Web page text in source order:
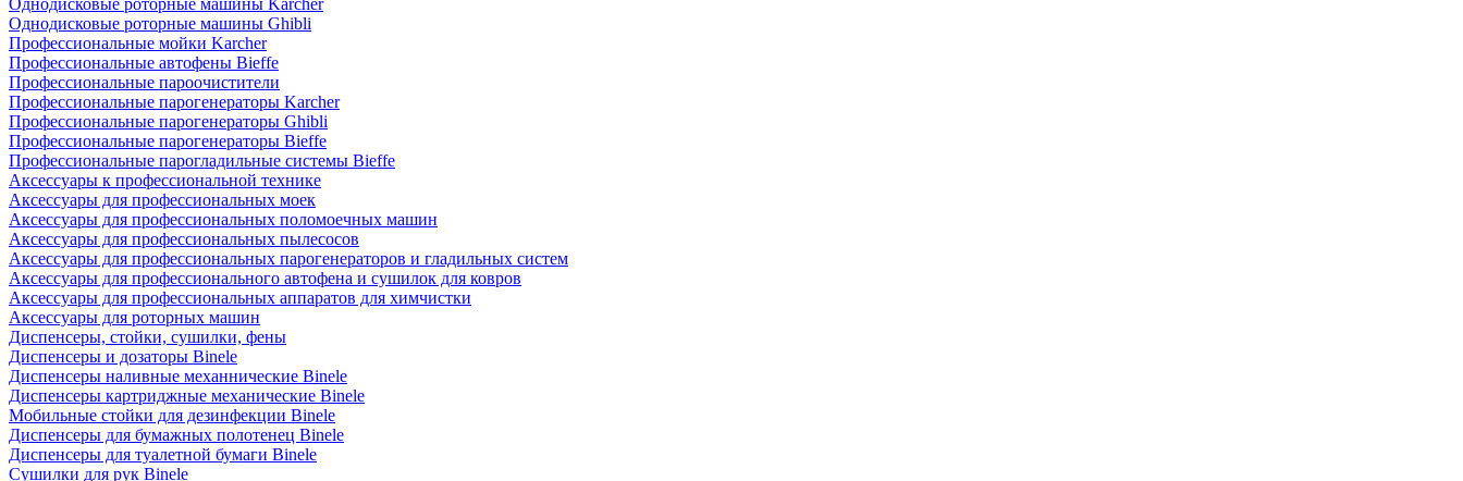
Однодисковые роторные машины Karcher
Однодисковые роторные машины Ghibli
Профессиональные мойки Karcher
Профессиональные автофены Bieffe
Профессиональные пароочистители
Профессиональные парогенераторы Karcher
Профессиональные парогенераторы Ghibli
Профессиональные парогенераторы Bieffe
Профессиональные парогладильные системы Bieffe
Аксессуары к профессиональной технике
Аксессуары для профессиональных моек
Аксессуары для профессиональных поломоечных машин
Аксессуары для профессиональных пылесосов
Аксессуары для профессиональных парогенераторов и гладильных систем
Аксессуары для профессионального автофена и сушилок для ковров
Аксессуары для профессиональных аппаратов для химчистки
Аксессуары для роторных машин
Диспенсеры, стойки, сушилки, фены
Диспенсеры и дозаторы Binele
Диспенсеры наливные механнические Binele
Диспенсеры картриджные механические Binele
Мобильные стойки для дезинфекции Binele
Диспенсеры для бумажных полотенец Binele
Диспенсеры для туалетной бумаги Binele
Сушилки для рук Binele